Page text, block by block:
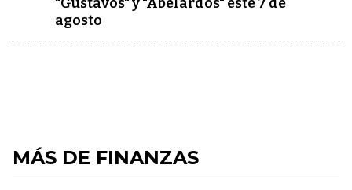
agosto
MÁS DE FINANZAS